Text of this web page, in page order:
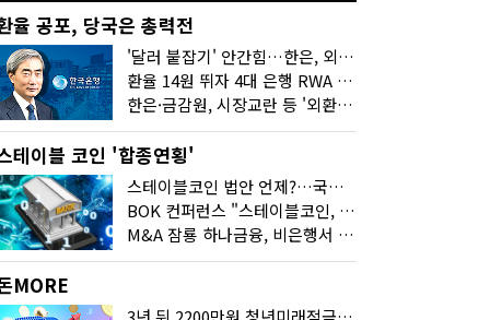
율 공포, 당국은 총력전
'달러 붙잡기' 안간힘…한은, 외화 초과지준에 이자 6개월 더
환율 14원 뛰자 4대 은행 RWA 6조 '눈덩이'…2배 뛴 2분기는?
한은·금감원, 시장교란 등 '외환공동검사'…환율 급등 전방위 대응
테이블 코인 '합종연횡'
스테이블코인 법안 언제?…국회에 쏠린 시선
BOK 컨퍼런스 "스테이블코인, 결제 넘어 보험 대출 등 금융 연결 도구"
M&A 잠룡 하나금융, 비은행서 '두나무'로 눈돌린 이유는
MORE